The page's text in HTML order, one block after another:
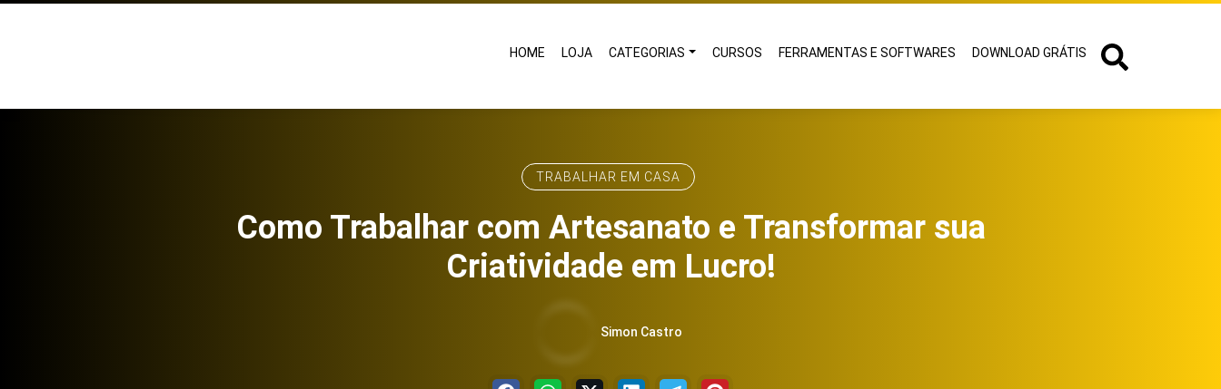
HOME LOJA CATEGORIAS CURSOS FERRAMENTAS E SOFTWARES DOWNLOAD GRÁTIS
TRABALHAR EM CASA
Como Trabalhar com Artesanato e Transformar sua
Criatividade em Lucro!
Simon Castro